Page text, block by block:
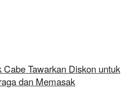
Tawarkan Diskon untuk
dan Memasak